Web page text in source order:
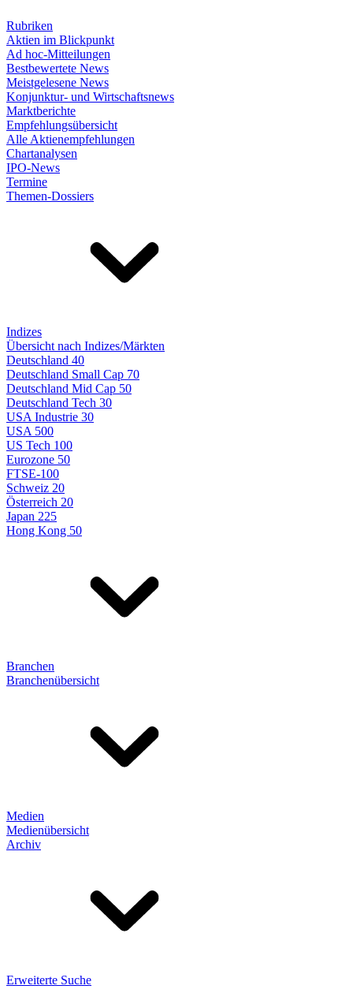
Rubriken
Aktien im Blickpunkt
Ad hoc-Mitteilungen
Bestbewertete News
Meistgelesene News
Konjunktur- und Wirtschaftsnews
Marktberichte
Empfehlungsübersicht
Alle Aktienempfehlungen
Chartanalysen
IPO-News
Termine
Themen-Dossiers
Indizes
Übersicht nach Indizes/Märkten
Deutschland 40
Deutschland Small Cap 70
Deutschland Mid Cap 50
Deutschland Tech 30
USA Industrie 30
USA 500
US Tech 100
Eurozone 50
FTSE-100
Schweiz 20
Österreich 20
Japan 225
Hong Kong 50
Branchen
Branchenübersicht
Medien
Medienübersicht
Archiv
Erweiterte Suche